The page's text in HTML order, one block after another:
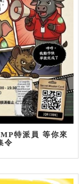
特派員 等你來
令